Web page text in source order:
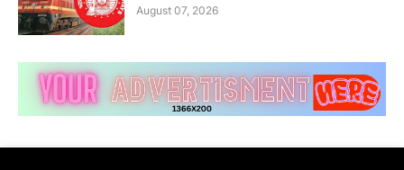
August 07, 2026